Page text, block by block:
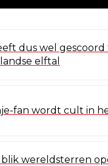
dus wel
elftal
fan wordt cult in
wereldsterren